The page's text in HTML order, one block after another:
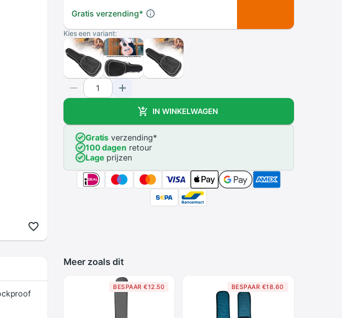
Gratis verzending*
Kies een variant:
IN WINKELWAGEN
Gratis verzending*
100 dagen retour
Lage prijzen
Meer zoals dit
BESPAAR €12.50 BESPAAR €18.60